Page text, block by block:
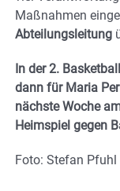
Maßnahmen
Abteilungsleitung
In der 2.
dann für Maria
nächste Woche
Heimspiel gegen
Foto: Stefan Pfuhl